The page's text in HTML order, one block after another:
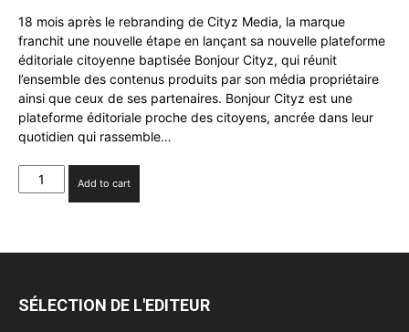
18 mois après le rebranding de Cityz Media, la marque
franchit une nouvelle étape en lançant sa nouvelle plateforme
éditoriale citoyenne baptisée Bonjour Cityz, qui réunit
l’ensemble des contenus produits par son média propriétaire
ainsi que ceux de ses partenaires. Bonjour Cityz est une
plateforme éditoriale proche des citoyens, ancrée dans leur
quotidien qui rassemble…
Cityz
Media
Cityz
Add to cart
SÉLECTION DE L'EDITEUR